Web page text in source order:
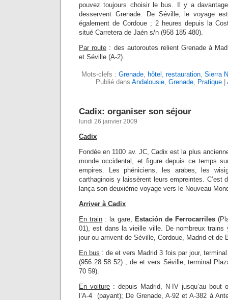
pouvez toujours choisir le bus. Il y a
desservent Grenade. De Séville, le voyage
également de Cordoue ; 2 heures depuis la
situé Carretera de Jaén s/n (958 185 480).
Par route : des autoroutes relient Grenade à
et Séville (A-2).
Mots-clefs : Grenade hôtel restauration Sierra
Publié dans Andalousie, Grenade, Pratique|
Cadix: organiser son séjour
lundi 26 janvier 2009
Cadix
Fondée en 1100 av. JC, Cadix est la plus
monde occidental, et figure depuis ce temps
empires. Les phéniciens, les arabes, les
carthaginois y laissèrent leurs empreintes. C’est
lança son deuxième voyage vers le Nouveau
Arriver à Cadix
En train : la gare, Estación de Ferrocarriles
01), est dans la vieille ville. De nombreux trains
jour ou arrivent de Séville, Cordoue, Madrid et de
En bus : de et vers Madrid 3 fois par jour,
(956 28 58 52) ; de et vers Séville, terminal
70 59).
En voiture : depuis Madrid, N-IV jusqu’au bout
l’A-4 (payant); De Grenade, A-92 et A-382 à